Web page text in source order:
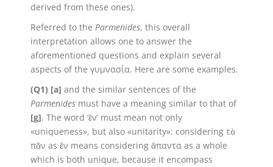
derived from these ones).
Referred to the Parmenides, this overall
interpretation allows one to answer the
aforementioned questions and explain several
aspects of the γυμνασία. Here are some examples.
(Q1) [a] and the similar sentences of the
Parmenides must have a meaning similar to that of
[g]. The word ‘ἕν’ must mean not only
«uniqueness», but also «unitarity»: considering τὸ
πᾶν as ἕν means considering ἅπαντα as a whole
which is both unique, because it encompass